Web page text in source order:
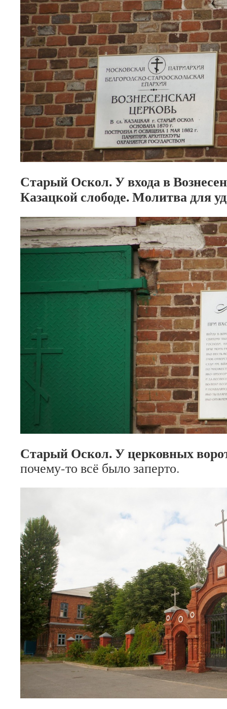
Старый Оскол. У входа в
Казацкой слободе. Молитва для
Старый Оскол. У церковных
почему-то всё было заперто.